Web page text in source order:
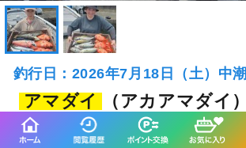
釣行日：2026年7月18日（土）中潮
アマダイ
（アカアマダイ）
アジ